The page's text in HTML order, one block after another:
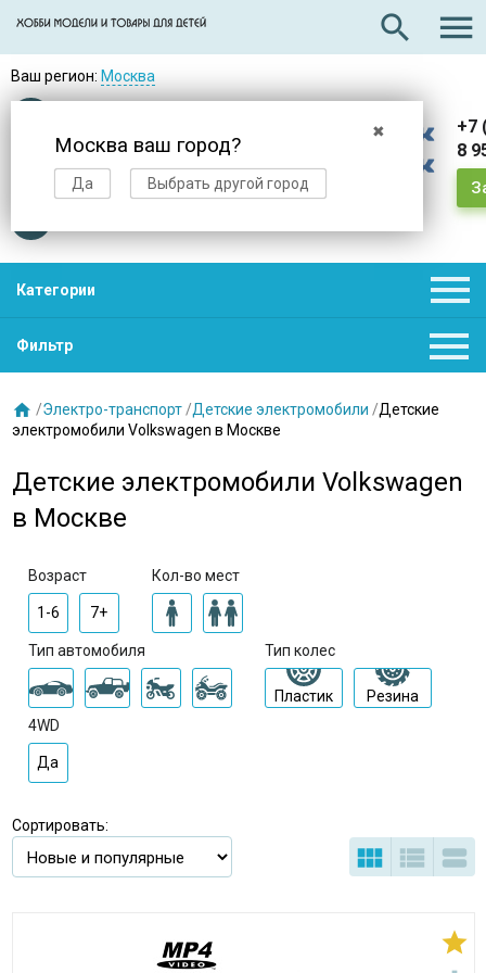
search 
Ваш регион: Москва
✖
Москва ваш город?
Да Выбрать другой город
Доставкав день заказа
+7
8
Категории 
Фильтр 
 /Электро-транспорт /Детские электромобили /Детские
электромобили Volkswagen в Москве
Детские электромобили Volkswagen
в Москве
Возраст
1-6 7+
Кол-во мест
Тип автомобиля Тип колес
Пластик
Резина
4WD
Да
Сортировать:
  
